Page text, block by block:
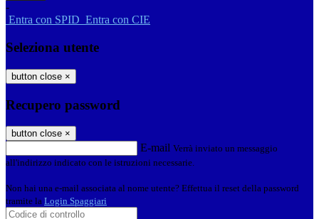
-
Entra con SPID Entra con CIE
Seleziona utente
button close ×
Recupero password
button close ×
E-mail Verrà inviato un messaggio
all'indirizzo indicato con le istruzioni necessarie.
Non hai una e-mail associata al nome utente? Effettua il reset della password
tramite la Login Spaggiari